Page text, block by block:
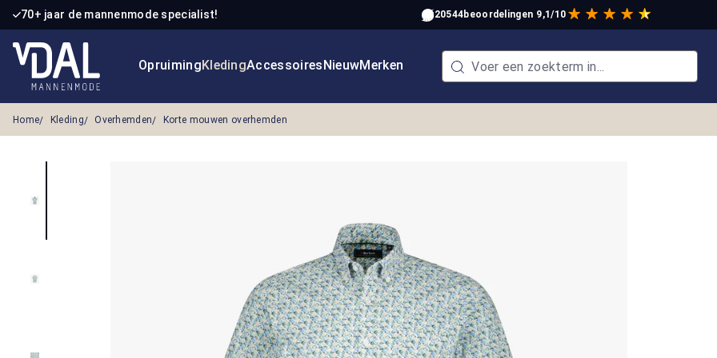
de hoofdinhoud
Ga naar de zoekopdracht
Ga naar de hoofdnavigatie
70+ jaar de mannenmode specialist! 20544beoordelingen 9,1/10
OpruimingKledingAccessoiresNieuwMerken
Home Kleding Overhemden Korte mouwen overhemden